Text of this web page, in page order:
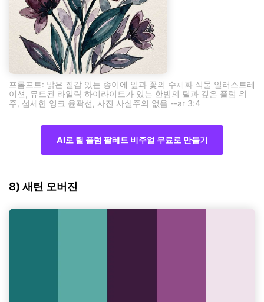
프롬프트: 밝은 질감 있는 종이에 잎과 꽃의 수채화 식물 일러스트레
이션, 뮤트된 라일락 하이라이트가 있는 한밤의 틸과 깊은 플럼 위
주, 섬세한 잉크 윤곽선, 사진 사실주의 없음 --ar 3:4
AI로 틸 플럼 팔레트 비주얼 무료로 만들기
8) 새틴 오버진